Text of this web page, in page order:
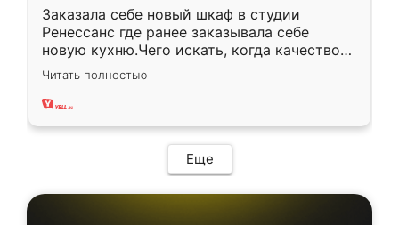
Заказала себе новый шкаф в студии
Ренессанс где ранее заказывала себе
новую кухню.Чего искать, когда качеством
вполне довольна. Служит кухня уже почти
два года, нареканий нет.
Читать полностью
Еще